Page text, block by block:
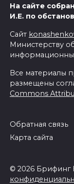
На сайте
И.Е. по
Сайт
Министерству
Все материалы
размещены
Commons
Обратная связь
Карта сайта
© 2026 Брифинг